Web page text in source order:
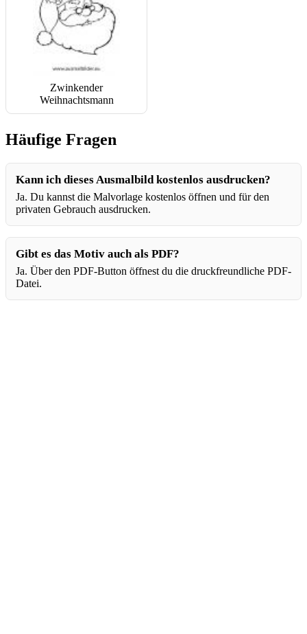
Zwinkender
Weihnachtsmann
Häufige Fragen
Kann ich dieses Ausmalbild kostenlos ausdrucken?
Ja. Du kannst die Malvorlage kostenlos öffnen und für den
privaten Gebrauch ausdrucken.
Gibt es das Motiv auch als PDF?
Ja. Über den PDF-Button öffnest du die druckfreundliche PDF-
Datei.